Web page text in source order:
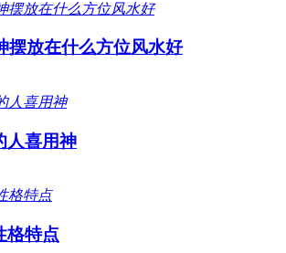
摆放在什么方位风水好
人喜用神
格特点